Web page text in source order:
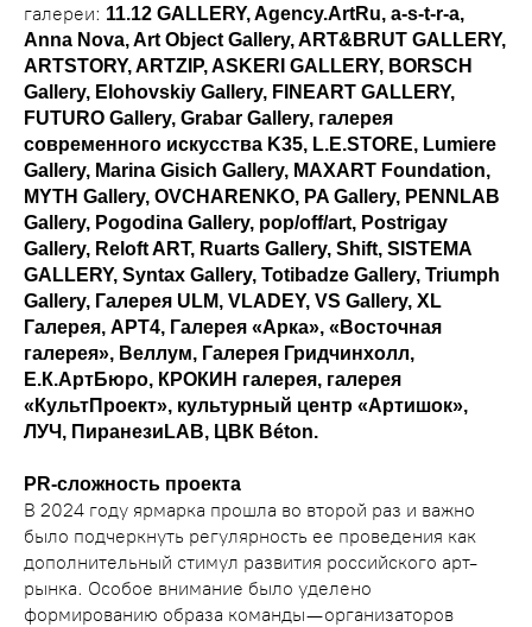
галереи: 11.12 GALLERY, Agency.ArtRu, a-s-t-r-a,
Anna Nova, Art Object Gallery, ART&BRUT GALLERY,
ARTSTORY, ARTZIP, ASKERI GALLERY, BORSCH
Gallery, Elohovskiy Gallery, FINEART GALLERY,
FUTURO Gallery, Grabar Gallery, галерея
современного искусства K35, L.E.STORE, Lumiere
Gallery, Marina Gisich Gallery, MAXART Foundation,
MYTH Gallery, OVCHARENKO, PA Gallery, PENNLAB
Gallery, Pogodina Gallery, pop/off/art, Postrigay
Gallery, Reloft ART, Ruarts Gallery, Shift, SISTEMA
GALLERY, Syntax Gallery, Totibadze Gallery, Triumph
Gallery, Галерея ULM, VLADEY, VS Gallery, XL
Галерея, АРТ4, Галерея «Арка», «Восточная
галерея», Веллум, Галерея Гридчинхолл,
Е.К.АртБюро, КРОКИН галерея, галерея
«КультПроект», культурный центр «Артишок»,
ЛУЧ, ПиранезиLAB, ЦВК Béton.
PR-сложность проекта
В 2024 году ярмарка прошла во второй раз и важно
было подчеркнуть регулярность ее проведения как
дополнительный стимул развития российского арт-
рынка. Особое внимание было уделено
формированию образа команды — организаторов